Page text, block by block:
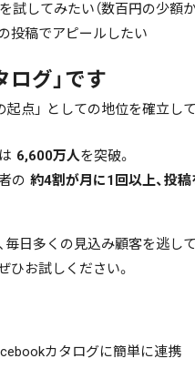
試してみたい（数百円の少額か
投稿でアピールしたい
グ」です
点」 としての地位を確立し
6,600万人を突破。
の 約4割が月に1回以上、投
毎日多くの見込み顧客を逃し
ひお試しください。
カタログに簡単に連携